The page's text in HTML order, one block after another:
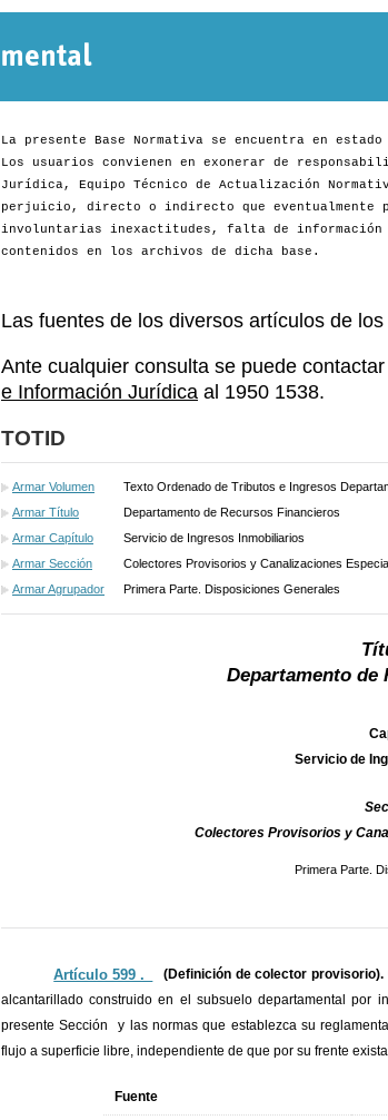
La presente Base Normativa se encuentra en
Los usuarios convienen en exonerar de
Jurídica, Equipo Técnico de Actualización
perjuicio, directo o indirecto que eventualmente
involuntarias inexactitudes, falta de información
contenidos en los archivos de dicha base.
Las fuentes de los diversos artículos de
Ante cualquier consulta se puede contactar
e Información Jurídica al 1950 1538.
TOTID
Armar Volumen
Texto Ordenado de Tributos e Ingresos
Armar Título
Departamento de Recursos Financieros
Armar Capítulo
Servicio de Ingresos Inmobiliarios
Armar Sección
Colectores Provisorios y Canalizaciones
Armar Agrupador
Primera Parte. Disposiciones Generales
Departamento de
Servicio de
Colectores Provisorios y
Primera Parte.
Artículo 599 ._ (Definición de colector provisorio).
alcantarillado construido en el subsuelo departamental por
presente Sección y las normas que establezca su
flujo a superficie libre, independiente de que por su frente
Fuente